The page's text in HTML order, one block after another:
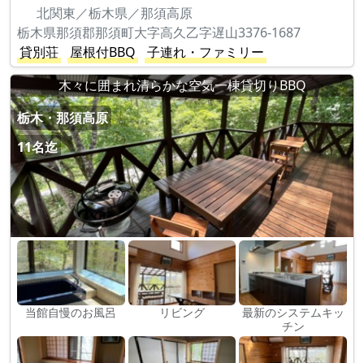
北関東／栃木県／那須高原
栃木県那須郡那須町大字高久乙字遅山3376-1687
貸別荘
屋根付BBQ
子連れ・ファミリー
木々に囲まれ清らかな空気一棟貸切りBBQ
栃木・那須高原
11名迄
当館自慢のお風呂 リビング
最新のシステムキッ
チン